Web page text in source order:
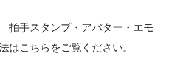
拍手スタンプ・アバター・エモ
はこちら をご覧ください。